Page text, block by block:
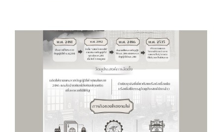
แข็ง
แรง
ไม่
แค่
กำไร